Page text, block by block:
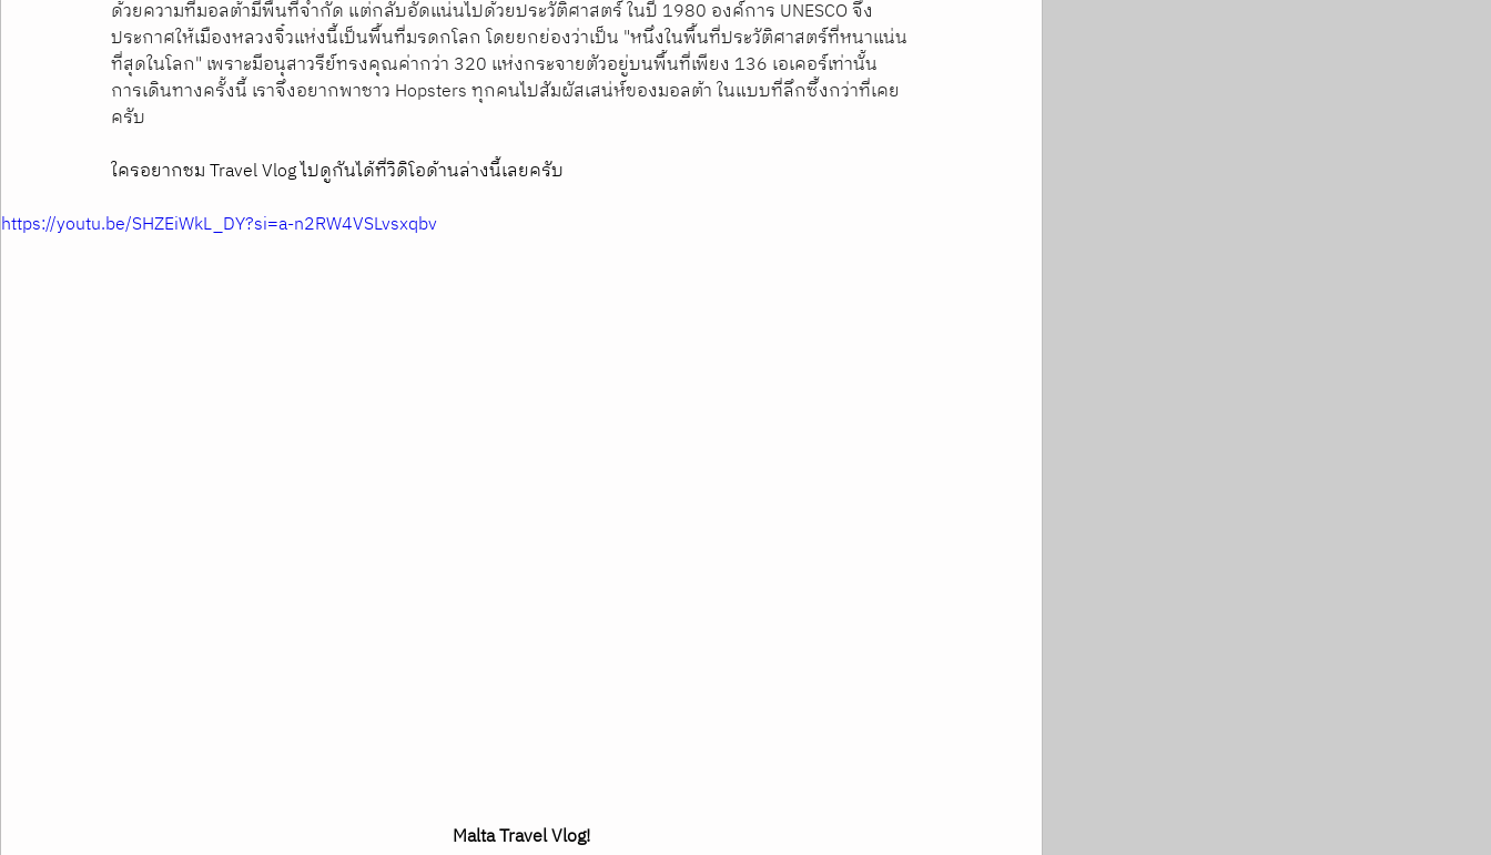
ด้วยความที่มอลต้ามีพื้นที่จำกัด แต่กลับอัดแน่นไปด้วยประวัติศาสตร์ ในปี 1980 องค์การ UNESCO จึง
ประกาศให้เมืองหลวงจิ๋วแห่งนี้เป็นพื้นที่มรดกโลก โดยยกย่องว่าเป็น "หนึ่งในพื้นที่ประวัติศาสตร์ที่หนาแน่น
ที่สุดในโลก" เพราะมีอนุสาวรีย์ทรงคุณค่ากว่า 320 แห่งกระจายตัวอยู่บนพื้นที่เพียง 136 เอเคอร์เท่านั้น
การเดินทางครั้งนี้ เราจึงอยากพาชาว Hopsters ทุกคนไปสัมผัสเสน่ห์ของมอลต้า ในแบบที่ลึกซึ้งกว่าที่เคย
ครับ
ใครอยากชม Travel Vlog ไปดูกันได้ที่วิดิโอด้านล่างนี้เลยครับ
https://youtu.be/SHZEiWkL_DY?si=a-n2RW4VSLvsxqbv
Malta Travel Vlog!